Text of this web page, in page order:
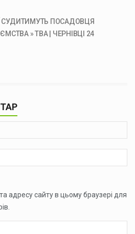
СУДИТИМУТЬ ПОСАДОВЦЯ
» ТВА | ЧЕРНІВЦІ 24
адресу сайту в цьому браузері для